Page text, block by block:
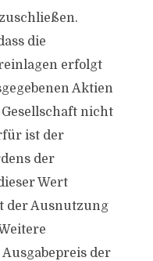
die
erfolgt
Aktien
Gesellschaft nicht
ist der
der
Wert
der Ausnutzung
der